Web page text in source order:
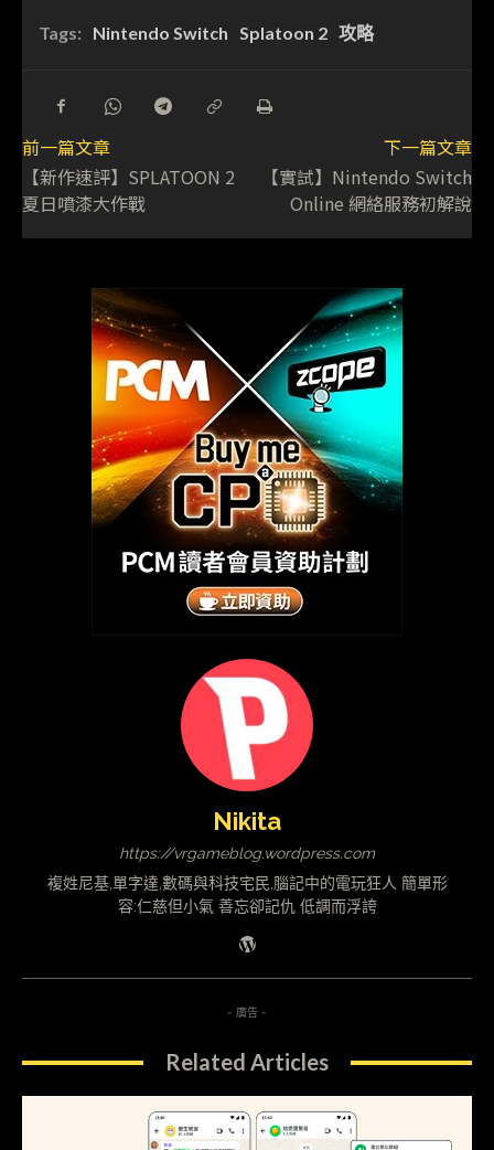
Tags: Nintendo Switch Splatoon 2 攻略
前一篇文章
【新作速評】SPLATOON 2
夏日噴漆大作戰
下一篇文章
【實試】Nintendo Switch
Online 網絡服務初解說
Nikita
https://vrgameblog.wordpress.com
複姓尼基,單字達,數碼與科技宅民,腦記中的電玩狂人 簡單形
容:仁慈但小氣 善忘卻記仇 低調而浮誇
- 廣告 -
Related Articles